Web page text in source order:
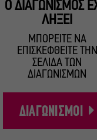
A A
Ο ΔΙΑΓΩΝΙΣΜΟΣ
ΛΗΞΕΙ
ΜΠΟΡΕΙΤΕ ΝΑ
ΕΠΙΣΚΕΦΘΕΙΤΕ ΤΗΝ
ΣΕΛΙΔΑ ΤΩΝ
ΔΙΑΓΩΝΙΣΜΩΝ
ΔΙΑΓΩΝΙΣΜΟΙ